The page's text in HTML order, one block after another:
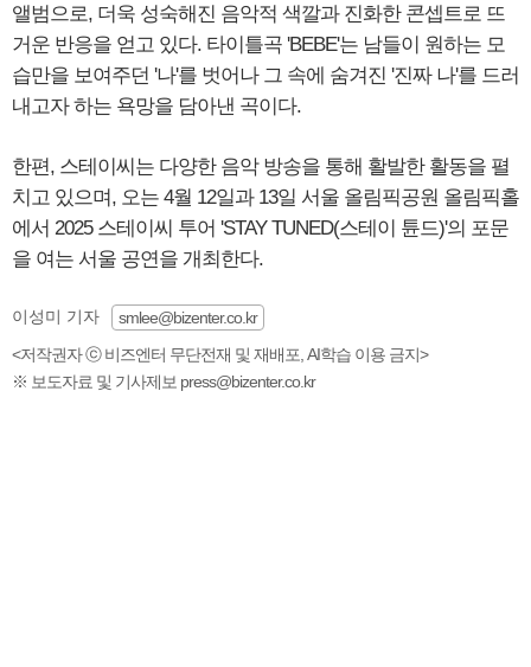
앨범으로, 더욱 성숙해진 음악적 색깔과 진화한 콘셉트로 뜨
거운 반응을 얻고 있다. 타이틀곡 'BEBE'는 남들이 원하는 모
습만을 보여주던 '나'를 벗어나 그 속에 숨겨진 '진짜 나'를 드러
내고자 하는 욕망을 담아낸 곡이다.
한편, 스테이씨는 다양한 음악 방송을 통해 활발한 활동을 펼
치고 있으며, 오는 4월 12일과 13일 서울 올림픽공원 올림픽홀
에서 2025 스테이씨 투어 'STAY TUNED(스테이 튠드)'의 포문
을 여는 서울 공연을 개최한다.
이성미 기자
smlee@bizenter.co.kr
<저작권자 ⓒ 비즈엔터 무단전재 및 재배포, AI학습 이용 금지>
※ 보도자료 및 기사제보 press@bizenter.co.kr